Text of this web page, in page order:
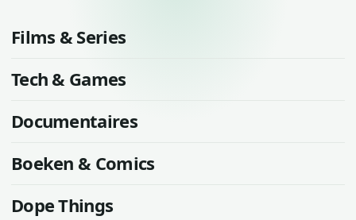
Films & Series
Tech & Games
Documentaires
Boeken & Comics
Dope Things